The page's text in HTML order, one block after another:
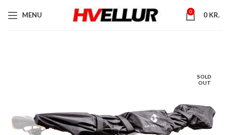
MENU 0 0 KR.
SOLD
OUT